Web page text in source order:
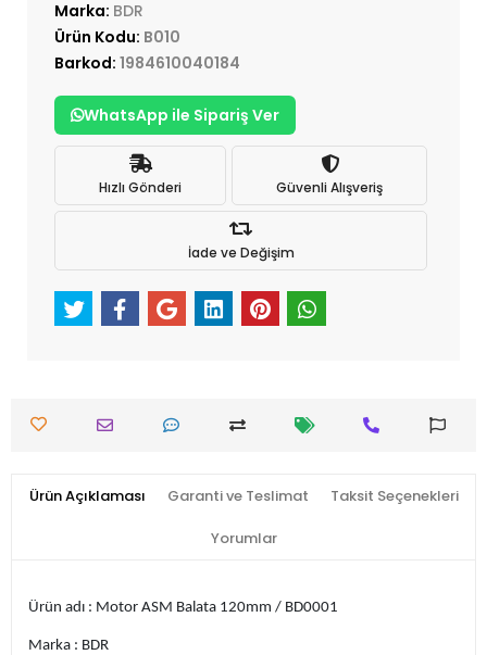
Marka: BDR
Ürün Kodu: B010
Barkod: 1984610040184
WhatsApp ile Sipariş Ver
Hızlı Gönderi Güvenli Alışveriş
İade ve Değişim
Ürün Açıklaması Garanti ve Teslimat Taksit Seçenekleri
Yorumlar
Ürün adı : Motor ASM Balata 120mm / BD0001
Marka : BDR